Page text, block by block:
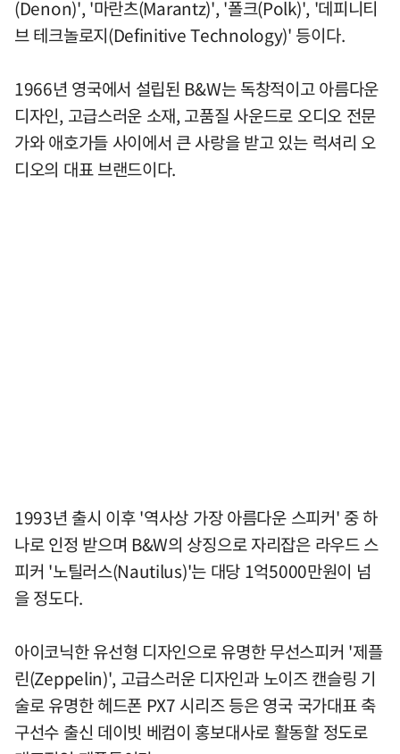
(Denon)', '마란츠(Marantz)', '폴크(Polk)', '데피니티
브 테크놀로지(Definitive Technology)' 등이다.
1966년 영국에서 설립된 B&W는 독창적이고 아름다운
디자인, 고급스러운 소재, 고품질 사운드로 오디오 전문
가와 애호가들 사이에서 큰 사랑을 받고 있는 럭셔리 오
디오의 대표 브랜드이다.
1993년 출시 이후 '역사상 가장 아름다운 스피커' 중 하
나로 인정 받으며 B&W의 상징으로 자리잡은 라우드 스
피커 '노틸러스(Nautilus)'는 대당 1억5000만원이 넘
을 정도다.
아이코닉한 유선형 디자인으로 유명한 무선스피커 '제플
린(Zeppelin)', 고급스러운 디자인과 노이즈 캔슬링 기
술로 유명한 헤드폰 PX7 시리즈 등은 영국 국가대표 축
구선수 출신 데이빗 베컴이 홍보대사로 활동할 정도로